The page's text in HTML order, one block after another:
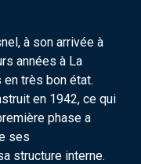
à son arrivée à
années à La
en très bon état.
en 1942, ce qui
phase a
ses
structure interne.